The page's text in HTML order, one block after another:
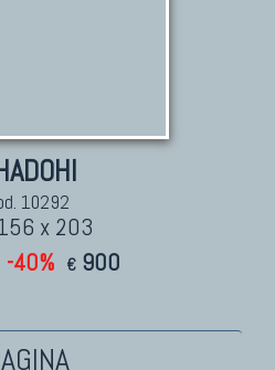
Antica Asia
10292
x 203
-40% € 900